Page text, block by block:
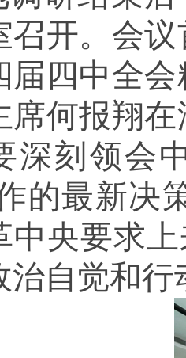
召开。会
届四中全
席何报翔
深刻领会
的最新决
中央要求
治自觉和行